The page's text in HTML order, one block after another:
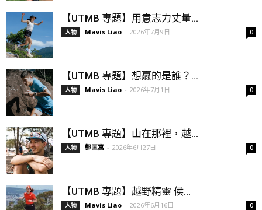
【UTMB 專題】用意志力丈量...
人物 Mavis Liao - 2026年7月9日 0
【UTMB 專題】想贏的是誰？...
人物 Mavis Liao - 2026年7月1日 0
【UTMB 專題】山在那裡，越...
人物 鄭匡寓 - 2026年6月27日 0
【UTMB 專題】越野精靈 侯...
人物 Mavis Liao - 2026年6月16日 0